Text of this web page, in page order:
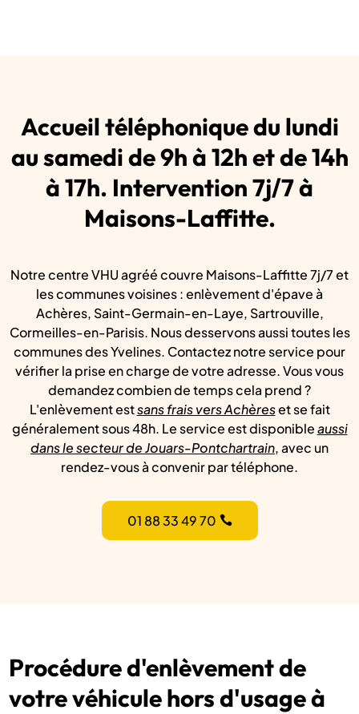
Accueil téléphonique du lundi
au samedi de 9h à 12h et de 14h
à 17h. Intervention 7j/7 à
Maisons-Laffitte.
Notre centre VHU agréé couvre Maisons-Laffitte 7j/7 et
les communes voisines : enlèvement d'épave à
Achères, Saint-Germain-en-Laye, Sartrouville,
Cormeilles-en-Parisis. Nous desservons aussi toutes les
communes des Yvelines. Contactez notre service pour
vérifier la prise en charge de votre adresse. Vous vous
demandez combien de temps cela prend ?
L'enlèvement estsans frais vers Achèreset se fait
généralement sous 48h. Le service est disponibleaussi
dans le secteur de Jouars-Pontchartrain, avec un
rendez-vous à convenir par téléphone.
01 88 33 49 70
Procédure d'enlèvement de
votre véhicule hors d'usage à